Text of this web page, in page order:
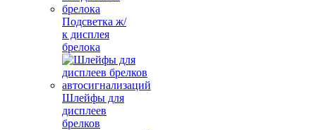
Подсветка ж/
к дисплея
брелока
Шлейфы для
дисплеев
брелков